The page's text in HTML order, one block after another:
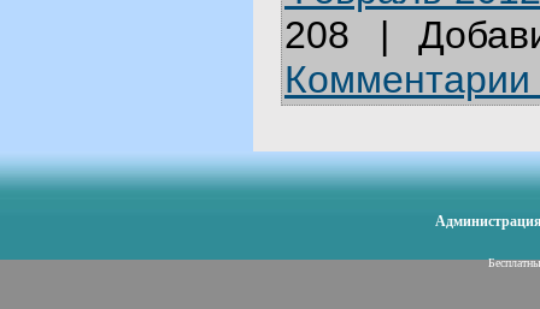
208 |
Комментарии